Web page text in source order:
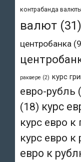
контрабанда валюты
валют (31)
центробанка
раквере (2) курс
евро-рубль
(18) курс
курс евро к
курс евро
евро к